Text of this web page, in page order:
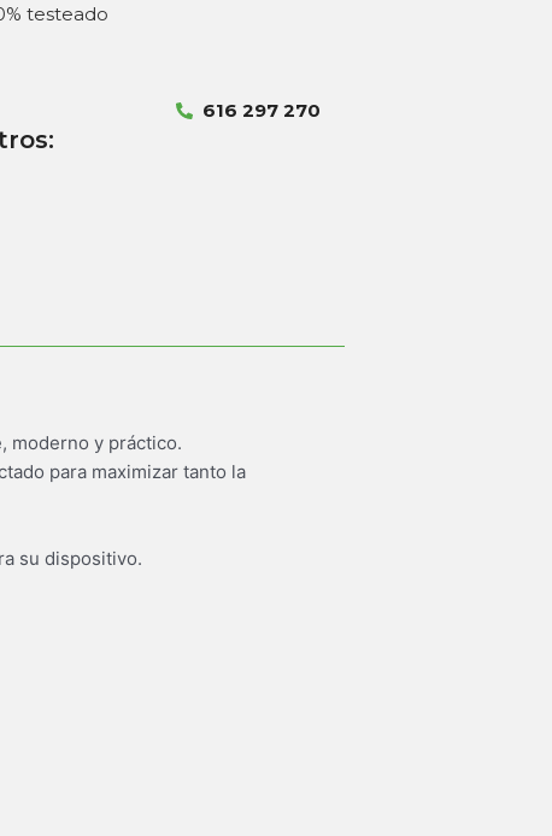
testeado
616 297 270
moderno y práctico.
para maximizar tanto la
su dispositivo.